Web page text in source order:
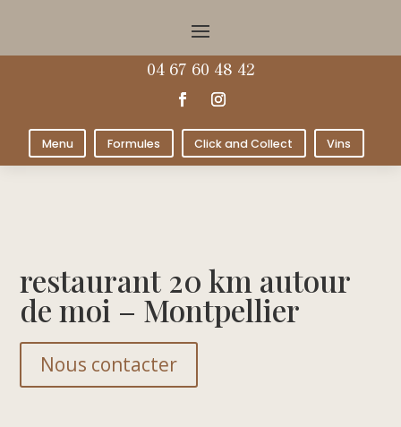
04 67 60 48 42
Menu Formules Click and Collect Vins
restaurant 20 km autour
de moi – Montpellier
Nous contacter